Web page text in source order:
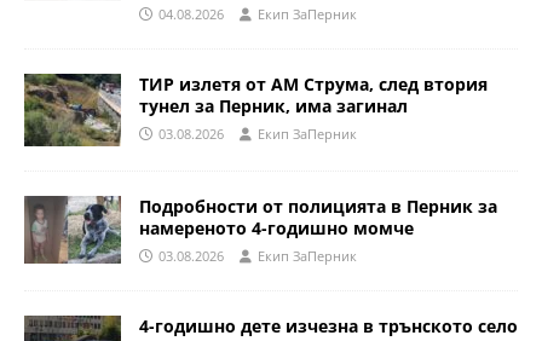
04.08.2026 Eкип ЗаПерник
ТИР излетя от АМ Струма, след втория
тунел за Перник, има загинал
03.08.2026 Eкип ЗаПерник
Подробности от полицията в Перник за
намереното 4-годишно момче
03.08.2026 Eкип ЗаПерник
4-годишно дете изчезна в трънското село